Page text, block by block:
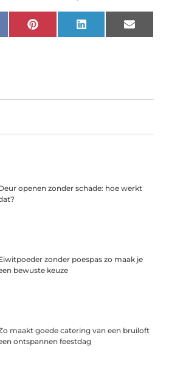
Pinterest LinkedIn Email
openen zonder schade: hoe werkt
zonder poespas zo maak je
bewuste keuze
maakt goede catering van een bruiloft
ontspannen feestdag